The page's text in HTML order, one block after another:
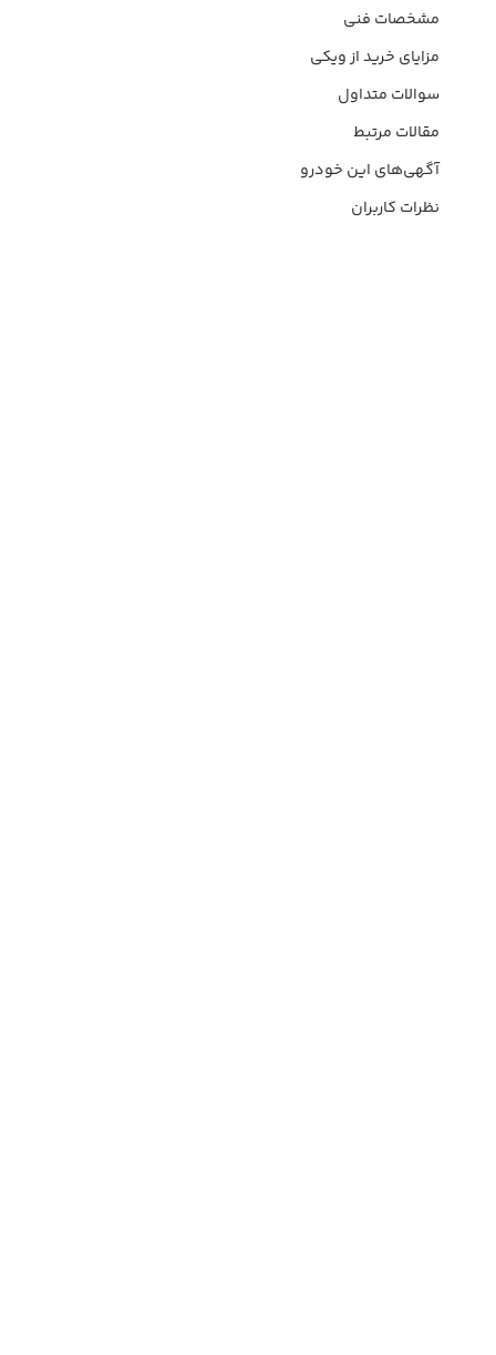
مشخصات فنی
مزایای خرید از ویکی
سوالات متداول
مقالات مرتبط
آگهی‌های این خودرو
نظرات کاربران